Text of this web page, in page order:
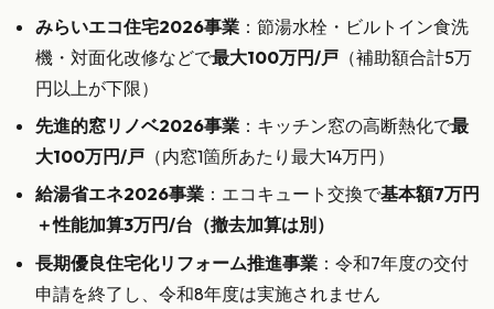
みらいエコ住宅2026事業 ：節湯水栓・ビルトイン食洗
機・対面化改修などで最大100万円/戸 （補助額合計5万
円以上が下限）
先進的窓リノベ2026事業 ：キッチン窓の高断熱化で最
大100万円/戸 （内窓1箇所あたり最大14万円）
給湯省エネ2026事業 ：エコキュート交換で基本額7万円
＋性能加算3万円/台（撤去加算は別）
長期優良住宅化リフォーム推進事業 ：令和7年度の交付
申請を終了し、令和8年度は実施されません